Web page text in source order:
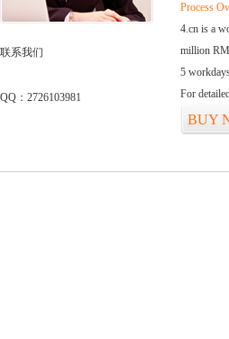
联系我们
QQ：2726103981
Process
4.cn is a
million
5
For
BUY